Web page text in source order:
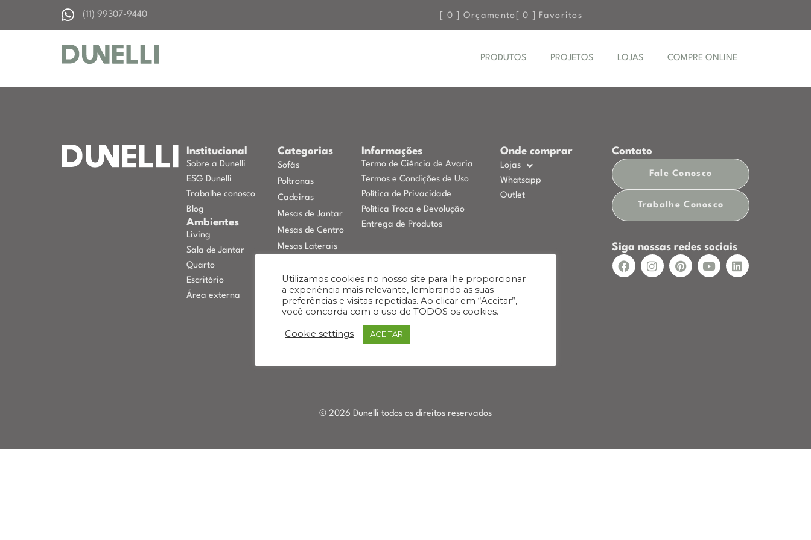
(11) 99307-9440 0 ] Orçamento [0 ] Favoritos
PRODUTOS PROJETOS LOJAS COMPRE ONLINE
Institucional
Sobre a Dunelli
ESG Dunelli
Trabalhe conosco
Blog
Ambientes
Living
Sala de Jantar
Quarto
Escritório
Área externa
Categorias
Sofás
Poltronas
Cadeiras
Mesas de Jantar
Mesas de Centro
Mesas Laterais
Banquetas
Buffets
Aparadores
Externa
Informações
Termo de Ciência de Avaria
Termos e Condições de Uso
Política de Privacidade
Política Troca e Devolução
Entrega de Produtos
Onde comprar
Lojas
Whatsapp
Outlet
Contato
Fale Conosco
Trabalhe Conosco
Siga nossas redes sociais
© 2026 Dunelli todos os direitos reservados
Utilizamos cookies no nosso site para lhe proporcionar
a experiência mais relevante, lembrando as suas
preferências e visitas repetidas. Ao clicar em “Aceitar”,
você concorda com o uso de TODOS os cookies.
Cookie settings ACEITAR